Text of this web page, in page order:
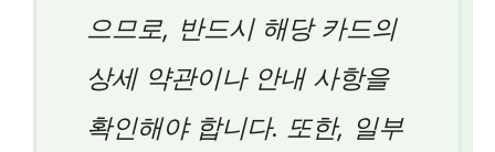
으므로, 반드시 해당 카드의
상세 약관이나 안내 사항을
확인해야 합니다. 또한, 일부